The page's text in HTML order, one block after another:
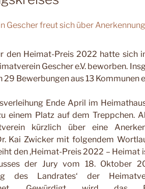
Gescher freut sich über
den Heimat-Preis 2022 hatte sich
Gescher e.V. beworben.
29 Bewerbungen aus 13 Kommunen
Ende April im
einem Platz auf dem Treppchen.
kürzlich über eine
Kai Zwicker mit folgendem
den ,Heimat-Preis 2022 – Heimat
der Jury vom 18. Oktober
des Landrates‘ der